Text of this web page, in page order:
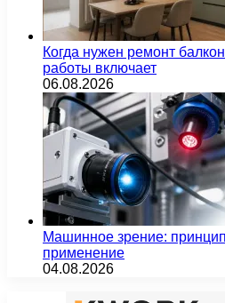
Когда нужен ремонт
работы включает
06.08.2026
Машинное зрение:
применение
04.08.2026